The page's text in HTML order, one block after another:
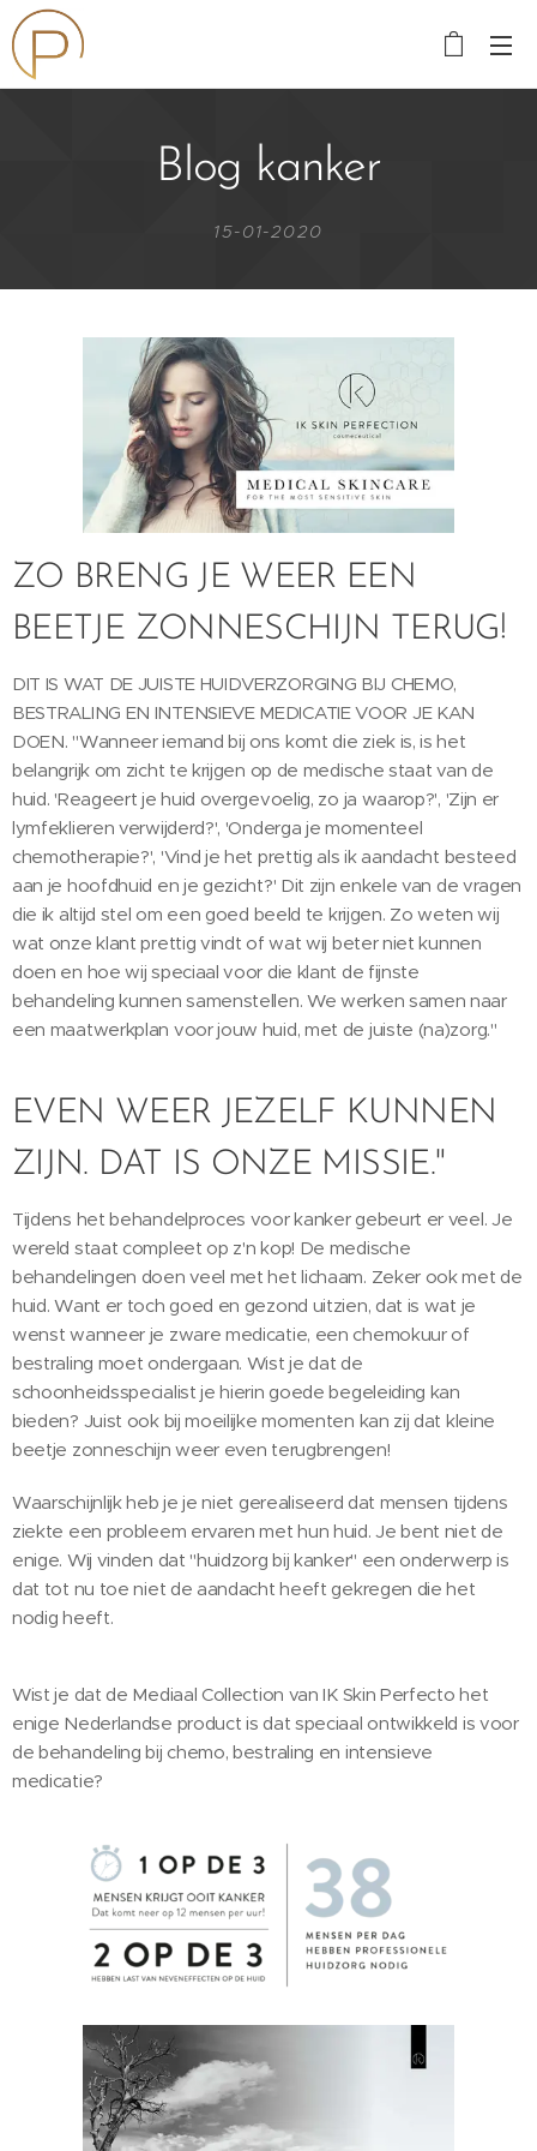
Blog kanker
15-01-2020
ZO BRENG JE WEER EEN
BEETJE ZONNESCHIJN TERUG!
DIT IS WAT DE JUISTE HUIDVERZORGING BIJ CHEMO,
BESTRALING EN INTENSIEVE MEDICATIE VOOR JE KAN
DOEN. "Wanneer iemand bij ons komt die ziek is, is het
belangrijk om zicht te krijgen op de medische staat van de
huid. 'Reageert je huid overgevoelig, zo ja waarop?', 'Zijn er
lymfeklieren verwijderd?', 'Onderga je momenteel
chemotherapie?', 'Vind je het prettig als ik aandacht besteed
aan je hoofdhuid en je gezicht?' Dit zijn enkele van de vragen
die ik altijd stel om een goed beeld te krijgen. Zo weten wij
wat onze klant prettig vindt of wat wij beter niet kunnen
doen en hoe wij speciaal voor die klant de fijnste
behandeling kunnen samenstellen. We werken samen naar
een maatwerkplan voor jouw huid, met de juiste (na)zorg."
EVEN WEER JEZELF KUNNEN
ZIJN. DAT IS ONZE MISSIE."
Tijdens het behandelproces voor kanker gebeurt er veel. Je
wereld staat compleet op z'n kop! De medische
behandelingen doen veel met het lichaam. Zeker ook met de
huid. Want er toch goed en gezond uitzien, dat is wat je
wenst wanneer je zware medicatie, een chemokuur of
bestraling moet ondergaan. Wist je dat de
schoonheidsspecialist je hierin goede begeleiding kan
bieden? Juist ook bij moeilijke momenten kan zij dat kleine
beetje zonneschijn weer even terugbrengen!
Waarschijnlijk heb je je niet gerealiseerd dat mensen tijdens
ziekte een probleem ervaren met hun huid. Je bent niet de
enige. Wij vinden dat "huidzorg bij kanker" een onderwerp is
dat tot nu toe niet de aandacht heeft gekregen die het
nodig heeft.
Wist je dat de Mediaal Collection van IK Skin Perfecto het
enige Nederlandse product is dat speciaal ontwikkeld is voor
de behandeling bij chemo, bestraling en intensieve
medicatie?